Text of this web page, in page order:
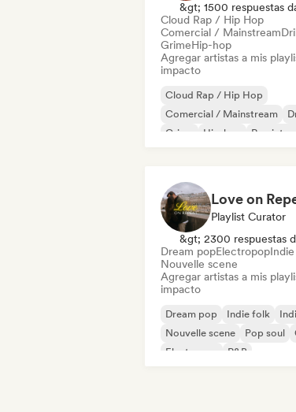
&gt; 1500 respuestas
Cloud Rap / Hip Hop
Comercial / Mainstream
GrimeHip-hop
Agregar artistas a mis
impacto
Cloud Rap / Hip Hop
Comercial / Mainstream
Grime
Hip-hop
Rap
Playlist Curator
&gt; 2300 respuestas
Dream popElectropop
Nouvelle scene
Agregar artistas a mis
impacto
Dream pop Indie folk
Nouvelle scene
Pop soul
Electropop
R&B